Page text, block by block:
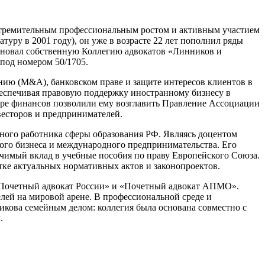
профессиональным ростом и активным участием
в 2001 году), он уже в возрасте 22 лет пополнил ряды
собственную Коллегию адвокатов «Линников и
номером 50/1705.
(M&A), банковском праве и защите интересов клиентов в
правовую поддержку иностранному бизнесу в
финансов позволили ему возглавить Правление Ассоциации
и предпринимателей.
работника сферы образования РФ. Являясь доцентом
бизнеса и международного предпринимательства. Его
вклад в учебные пособия по праву Европейского Союза.
актуальных нормативных актов и законопроектов.
адвокат России» и «Почетный адвокат АПМО».
на мировой арене. В профессиональной среде и
семейным делом: коллегия была основана совместно с